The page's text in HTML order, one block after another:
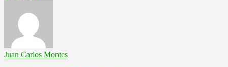
Juan Carlos Montes